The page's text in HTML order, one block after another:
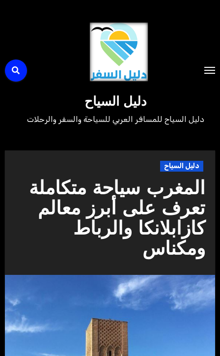
دليل السياح
دليل السياح للمسافر العربي للسياحة والسفر والرحلات
دليل السياح
المغرب سياحة متكاملة
تعرف على أبرز معالم
كازابلانكا والرباط
ومكناس